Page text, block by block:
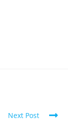
Next Post